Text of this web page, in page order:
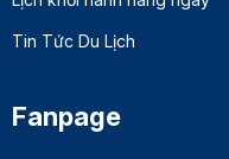
Tin Tức Du Lịch
Fanpage